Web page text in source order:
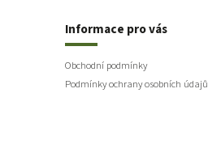
Informace pro vás
Obchodní podmínky
Podmínky ochrany osobních údajů